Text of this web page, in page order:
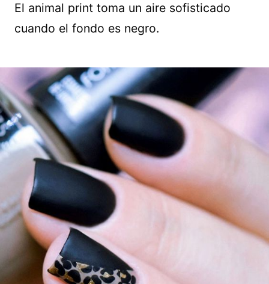
El animal print toma un aire sofisticado
cuando el fondo es negro.